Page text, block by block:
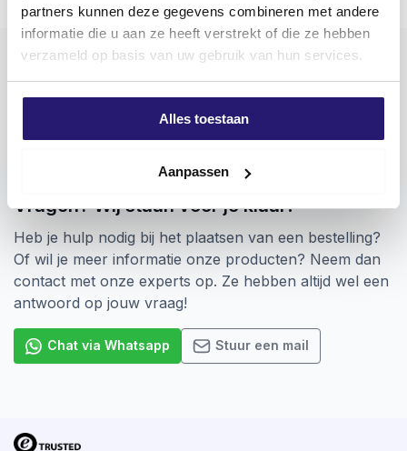
partners kunnen deze gegevens combineren met andere
informatie die u aan ze heeft verstrekt of die ze hebben
verzameld op basis van uw gebruik van hun services.
Alles toestaan
Aanpassen
Toepassing
Het indraaien van bevestigingsmiddelen die een Torx
aansluiting hebben.
Vragen? Wij staan voor je klaar!
Heb je hulp nodig bij het plaatsen van een bestelling?
Of wil je meer informatie onze producten? Neem dan
contact met onze experts op. Ze hebben altijd wel een
antwoord op jouw vraag!
Chat via Whatsapp Stuur een mail